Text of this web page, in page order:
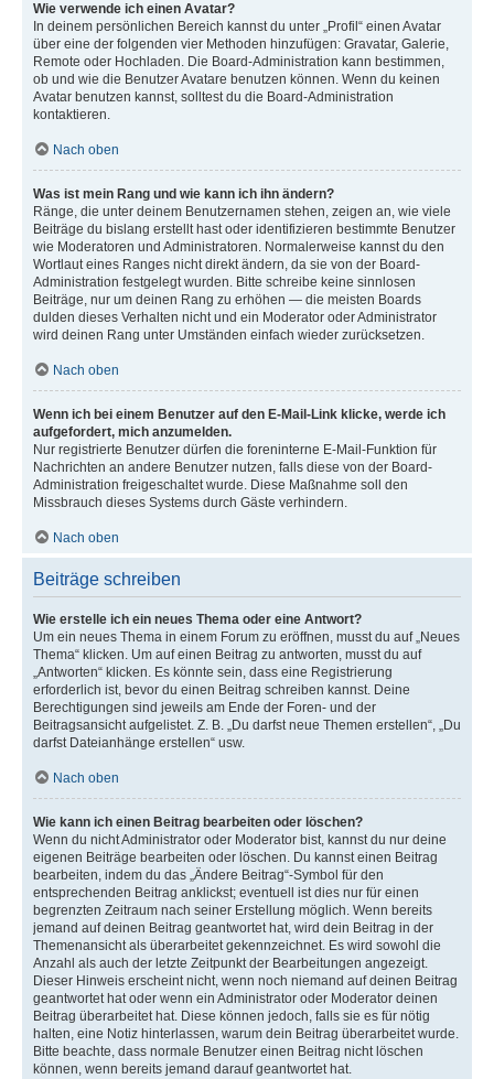
Wie verwende ich einen Avatar?
In deinem persönlichen Bereich kannst du unter „Profil“ einen Avatar
über eine der folgenden vier Methoden hinzufügen: Gravatar, Galerie,
Remote oder Hochladen. Die Board-Administration kann bestimmen,
ob und wie die Benutzer Avatare benutzen können. Wenn du keinen
Avatar benutzen kannst, solltest du die Board-Administration
kontaktieren.
Nach oben
Was ist mein Rang und wie kann ich ihn ändern?
Ränge, die unter deinem Benutzernamen stehen, zeigen an, wie viele
Beiträge du bislang erstellt hast oder identifizieren bestimmte Benutzer
wie Moderatoren und Administratoren. Normalerweise kannst du den
Wortlaut eines Ranges nicht direkt ändern, da sie von der Board-
Administration festgelegt wurden. Bitte schreibe keine sinnlosen
Beiträge, nur um deinen Rang zu erhöhen — die meisten Boards
dulden dieses Verhalten nicht und ein Moderator oder Administrator
wird deinen Rang unter Umständen einfach wieder zurücksetzen.
Nach oben
Wenn ich bei einem Benutzer auf den E-Mail-Link klicke, werde ich
aufgefordert, mich anzumelden.
Nur registrierte Benutzer dürfen die foreninterne E-Mail-Funktion für
Nachrichten an andere Benutzer nutzen, falls diese von der Board-
Administration freigeschaltet wurde. Diese Maßnahme soll den
Missbrauch dieses Systems durch Gäste verhindern.
Nach oben
Beiträge schreiben
Wie erstelle ich ein neues Thema oder eine Antwort?
Um ein neues Thema in einem Forum zu eröffnen, musst du auf „Neues
Thema“ klicken. Um auf einen Beitrag zu antworten, musst du auf
„Antworten“ klicken. Es könnte sein, dass eine Registrierung
erforderlich ist, bevor du einen Beitrag schreiben kannst. Deine
Berechtigungen sind jeweils am Ende der Foren- und der
Beitragsansicht aufgelistet. Z. B. „Du darfst neue Themen erstellen“, „Du
darfst Dateianhänge erstellen“ usw.
Nach oben
Wie kann ich einen Beitrag bearbeiten oder löschen?
Wenn du nicht Administrator oder Moderator bist, kannst du nur deine
eigenen Beiträge bearbeiten oder löschen. Du kannst einen Beitrag
bearbeiten, indem du das „Ändere Beitrag“-Symbol für den
entsprechenden Beitrag anklickst; eventuell ist dies nur für einen
begrenzten Zeitraum nach seiner Erstellung möglich. Wenn bereits
jemand auf deinen Beitrag geantwortet hat, wird dein Beitrag in der
Themenansicht als überarbeitet gekennzeichnet. Es wird sowohl die
Anzahl als auch der letzte Zeitpunkt der Bearbeitungen angezeigt.
Dieser Hinweis erscheint nicht, wenn noch niemand auf deinen Beitrag
geantwortet hat oder wenn ein Administrator oder Moderator deinen
Beitrag überarbeitet hat. Diese können jedoch, falls sie es für nötig
halten, eine Notiz hinterlassen, warum dein Beitrag überarbeitet wurde.
Bitte beachte, dass normale Benutzer einen Beitrag nicht löschen
können, wenn bereits jemand darauf geantwortet hat.